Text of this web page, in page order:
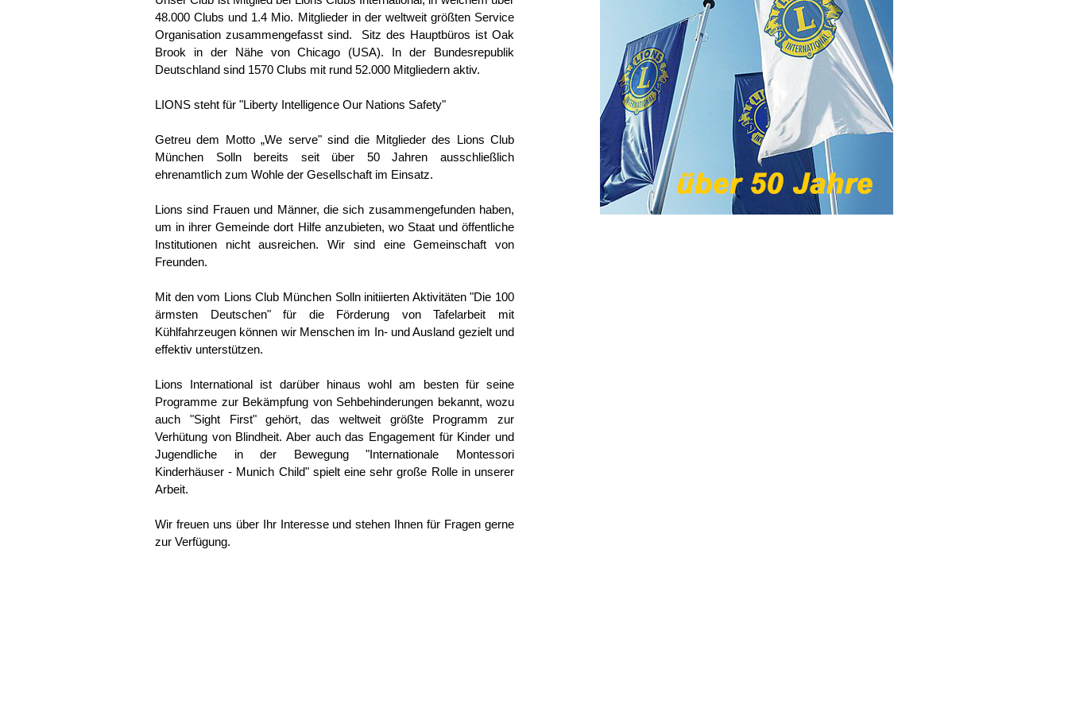
48.000 Clubs und 1.4 Mio. Mitglieder in der weltweit größten Service
Organisation zusammengefasst sind. Sitz des Hauptbüros ist Oak
Brook in der Nähe von Chicago (USA). In der Bundesrepublik
Deutschland sind 1570 Clubs mit rund 52.000 Mitgliedern aktiv.
LIONS steht für "Liberty Intelligence Our Nations Safety"
Getreu dem Motto „We serve" sind die Mitglieder des Lions Club
München Solln bereits seit über 50 Jahren ausschließlich
ehrenamtlich zum Wohle der Gesellschaft im Einsatz.
Lions sind Frauen und Männer, die sich zusammengefunden haben,
um in ihrer Gemeinde dort Hilfe anzubieten, wo Staat und öffentliche
Institutionen nicht ausreichen. Wir sind eine Gemeinschaft von
Freunden.
Mit den vom Lions Club München Solln initiierten Aktivitäten "Die 100
ärmsten Deutschen" für die Förderung von Tafelarbeit mit
Kühlfahrzeugen können wir Menschen im In- und Ausland gezielt und
effektiv unterstützen.
Lions International ist darüber hinaus wohl am besten für seine
Programme zur Bekämpfung von Sehbehinderungen bekannt, wozu
auch "Sight First" gehört, das weltweit größte Programm zur
Verhütung von Blindheit. Aber auch das Engagement für Kinder und
Jugendliche in der Bewegung "Internationale Montessori
Kinderhäuser - Munich Child" spielt eine sehr große Rolle in unserer
Arbeit.
Wir freuen uns über Ihr Interesse und stehen Ihnen für Fragen gerne
zur Verfügung.